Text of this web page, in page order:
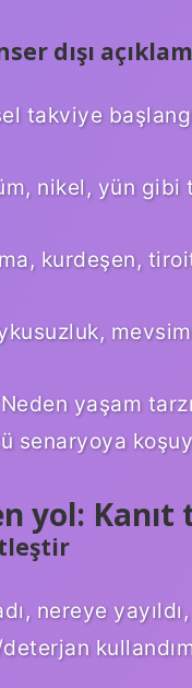
dışı
takviye
nikel, yün
kurdeşen,
yaşam
senaryoya
yol:
nereye